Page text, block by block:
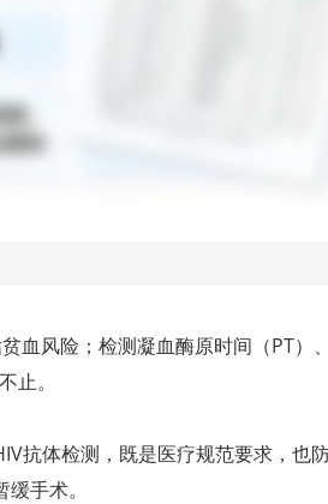
血风险；检测凝血酶原时间（PT）
止。
抗体检测，既是医疗规范要求，也
手术。